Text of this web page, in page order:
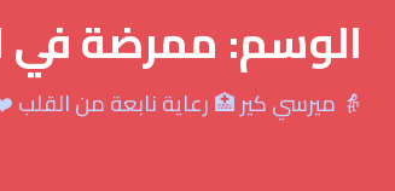
الوسم:ممرضة في
👵 ميرسي كير 🏥 رعاية نابعة من القلب ❤️ 📞